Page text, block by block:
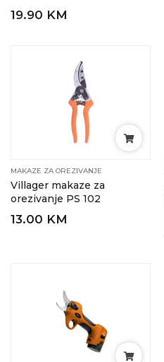
19.90 KM
MAKAZE ZA OREZIVANJE
Villager makaze za
orezivanje PS 102
13.00 KM